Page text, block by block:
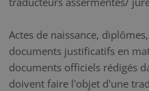
Actes de naissance,
documents justificatifs en
documents officiels rédigés
doivent faire l'objet d'une